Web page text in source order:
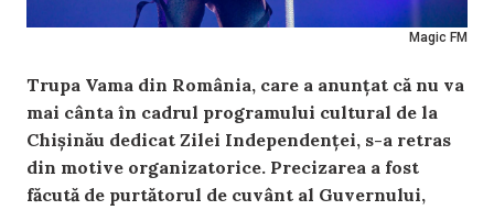
Magic FM
Trupa Vama din România, care a anunțat că nu va
mai cânta în cadrul programului cultural de la
Chișinău dedicat Zilei Independenței, s-a retras
din motive organizatorice. Precizarea a fost
făcută de purtătorul de cuvânt al Guvernului,